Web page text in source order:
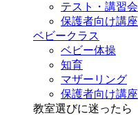
テスト・講習会
保護者向け講座
ベビークラス
ベビー体操
知育
マザーリング
保護者向け講座
教室選びに迷ったら